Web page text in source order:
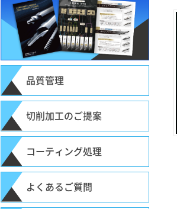
品質管理
切削加工のご提案
コーティング処理
よくあるご質問